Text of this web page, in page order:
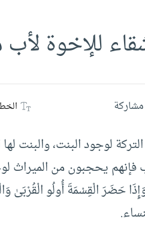
للإخوة لأب
مشاركة
لوجود البنت، والبنت
فإنهم يحجبون من الميراث
حَضَرَ الْقِسْمَةَ أُولُو الْقُرْبَىٰ